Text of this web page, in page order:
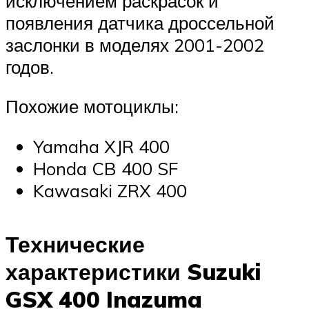
появления датчика дроссельной
заслонки в моделях 2001-2002
годов.
Похожие мотоциклы:
Yamaha XJR 400
Honda CB 400 SF
Kawasaki ZRX 400
Технические
характеристики Suzuki
GSX 400 Inazuma